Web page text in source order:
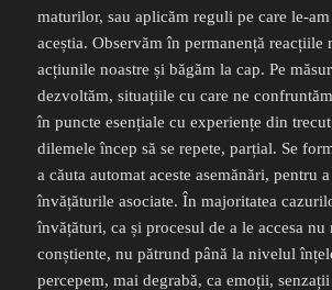
maturilor, sau aplicăm reguli pe care le-
aceștia. Observăm în permanență reacțiile
acțiunile noastre și băgăm la cap. Pe
dezvoltăm, situațiile cu care ne
în puncte esențiale cu experiențe din
dilemele încep să se repete, parțial. Se
a căuta automat aceste asemănări, pentru
învățăturile asociate. În majoritatea
învățături, ca și procesul de a le accesa nu
conștiente, nu pătrund până la nivelul
percepem, mai degrabă, ca emoții,